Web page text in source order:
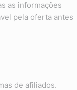
as informações
pela oferta antes
de afiliados.